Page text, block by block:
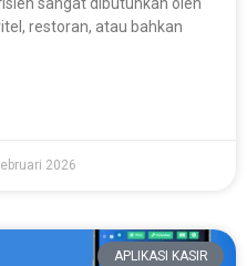
restoran, atau bahkan
2026
APLIKASI KASIR